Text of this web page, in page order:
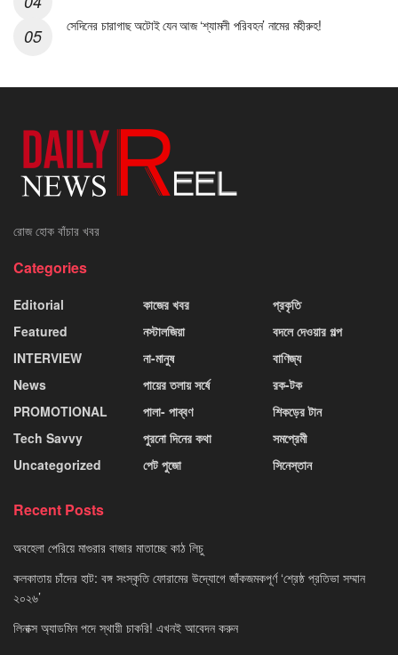
সেদিনের চারাগাছ অটোই যেন আজ ‘শ্যামলী পরিবহন’ নামের মহীরুহ!
রোজ হোক বাঁচার খবর
Categories
Editorial
Featured
INTERVIEW
News
PROMOTIONAL
Tech Savvy
Uncategorized
কাজের খবর
নস্টালজিয়া
না-মানুষ
পায়ের তলায় সর্ষে
পালা- পাব্বণ
পুরনো দিনের কথা
পেট পুজো
প্রকৃতি
বদলে দেওয়ার গল্প
বাণিজ্য
রক-টক
শিকড়ের টান
সমপ্রেমী
সিনেস্তান
Recent Posts
অবহেলা পেরিয়ে মাগুরার বাজার মাতাচ্ছে কাঠ লিচু
কলকাতায় চাঁদের হাট: বঙ্গ সংস্কৃতি ফোরামের উদ্যোগে জাঁকজমকপূর্ণ ‘শ্রেষ্ঠ প্রতিভা সম্মান
২০২৬’
লিনাক্স অ্যাডমিন পদে স্থায়ী চাকরি! এখনই আবেদন করুন